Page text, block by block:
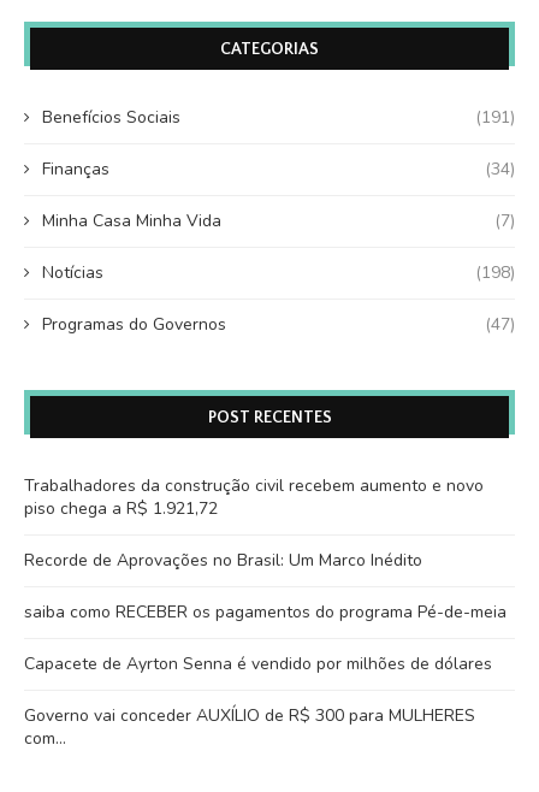
CATEGORIAS
Benefícios Sociais (191)
Finanças (34)
Minha Casa Minha Vida (7)
Notícias (198)
Programas do Governos (47)
POST RECENTES
Trabalhadores da construção civil recebem aumento e novo
piso chega a R$ 1.921,72
Recorde de Aprovações no Brasil: Um Marco Inédito
saiba como RECEBER os pagamentos do programa Pé-de-meia
Capacete de Ayrton Senna é vendido por milhões de dólares
Governo vai conceder AUXÍLIO de R$ 300 para MULHERES
com…